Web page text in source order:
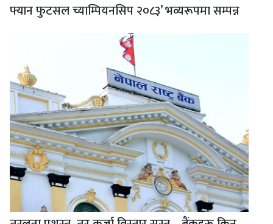
फ्यान फुटसल च्याम्पियनसिप २०८३’ भव्यरूपमा सम्पन्न